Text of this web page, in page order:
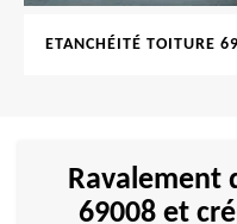
ETANCHÉITÉ TOITURE 69
Ravalement
69008 et